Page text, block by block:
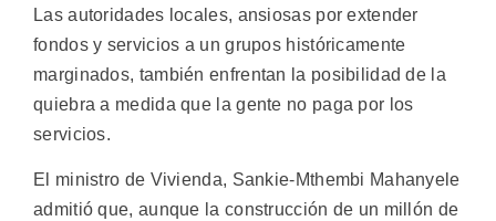
Las autoridades locales, ansiosas por extender
fondos y servicios a un grupos históricamente
marginados, también enfrentan la posibilidad de la
quiebra a medida que la gente no paga por los
servicios.
El ministro de Vivienda, Sankie-Mthembi Mahanyele
admitió que, aunque la construcción de un millón de